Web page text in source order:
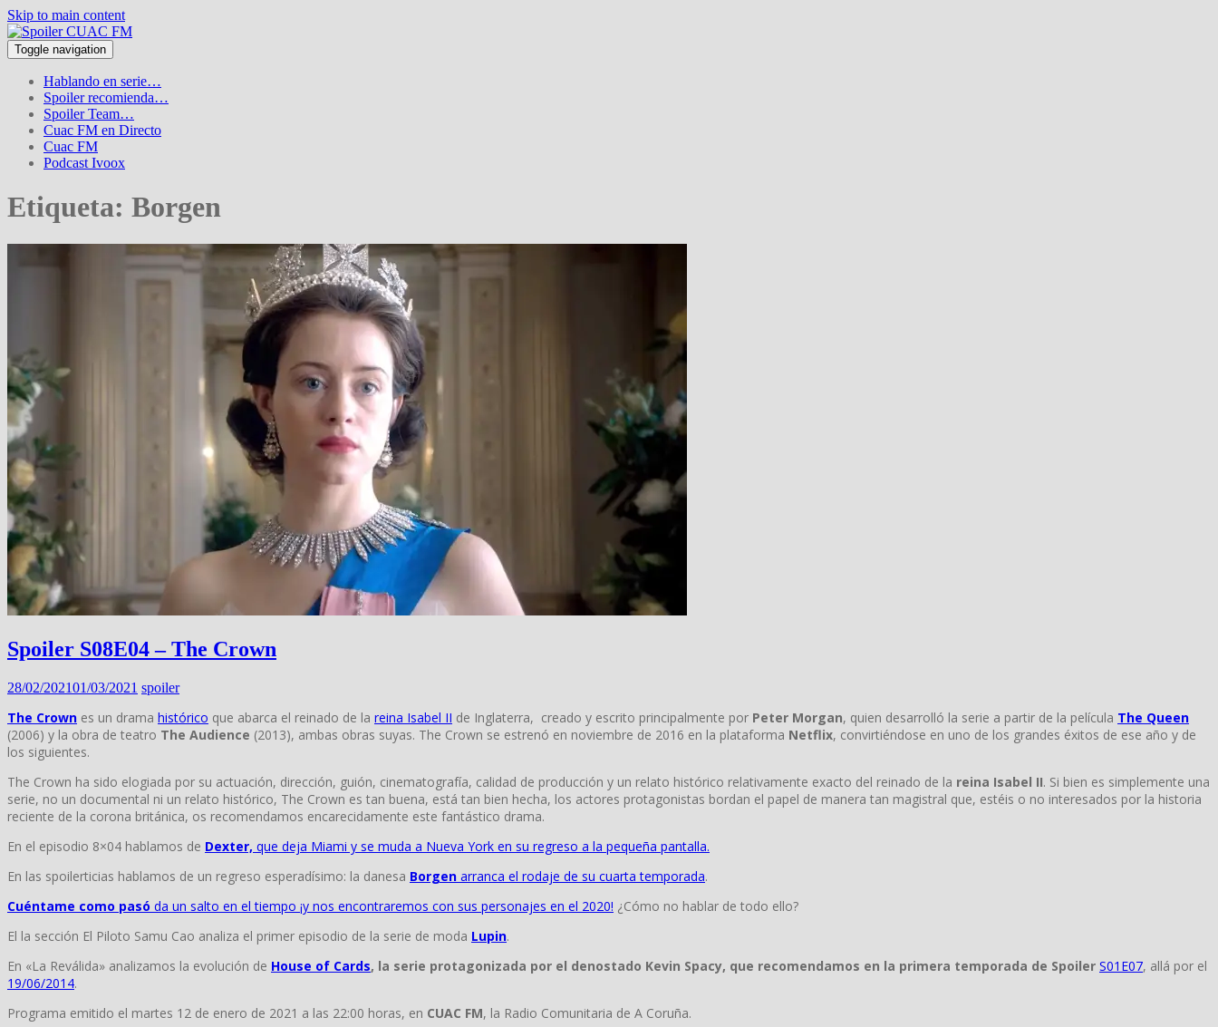
Skip to main content
Toggle navigation
Hablando en serie…
Spoiler recomienda…
Spoiler Team…
Cuac FM en Directo
Cuac FM
Podcast Ivoox
Etiqueta: Borgen
Spoiler S08E04 – The Crown
28/02/202101/03/2021 spoiler
The Crown es un drama histórico que abarca el reinado de la reina Isabel II de Inglaterra, creado y escrito principalmente por Peter Morgan, quien desarrolló la serie a partir de la película The Queen
(2006) y la obra de teatro The Audience (2013), ambas obras suyas. The Crown se estrenó en noviembre de 2016 en la plataforma Netflix, convirtiéndose en uno de los grandes éxitos de ese año y de
los siguientes.
The Crown ha sido elogiada por su actuación, dirección, guión, cinematografía, calidad de producción y un relato histórico relativamente exacto del reinado de la reina Isabel II. Si bien es simplemente una
serie, no un documental ni un relato histórico, The Crown es tan buena, está tan bien hecha, los actores protagonistas bordan el papel de manera tan magistral que, estéis o no interesados por la historia
reciente de la corona británica, os recomendamos encarecidamente este fantástico drama.
En el episodio 8×04 hablamos de Dexter, que deja Miami y se muda a Nueva York en su regreso a la pequeña pantalla.
En las spoilerticias hablamos de un regreso esperadísimo: la danesa Borgen arranca el rodaje de su cuarta temporada.
Cuéntame como pasó da un salto en el tiempo ¡y nos encontraremos con sus personajes en el 2020! ¿Cómo no hablar de todo ello?
El la sección El Piloto Samu Cao analiza el primer episodio de la serie de moda Lupin.
En «La Reválida» analizamos la evolución de House of Cards, la serie protagonizada por el denostado Kevin Spacy, que recomendamos en la primera temporada de Spoiler S01E07, allá por el
19/06/2014.
Programa emitido el martes 12 de enero de 2021 a las 22:00 horas, en CUAC FM, la Radio Comunitaria de A Coruña.